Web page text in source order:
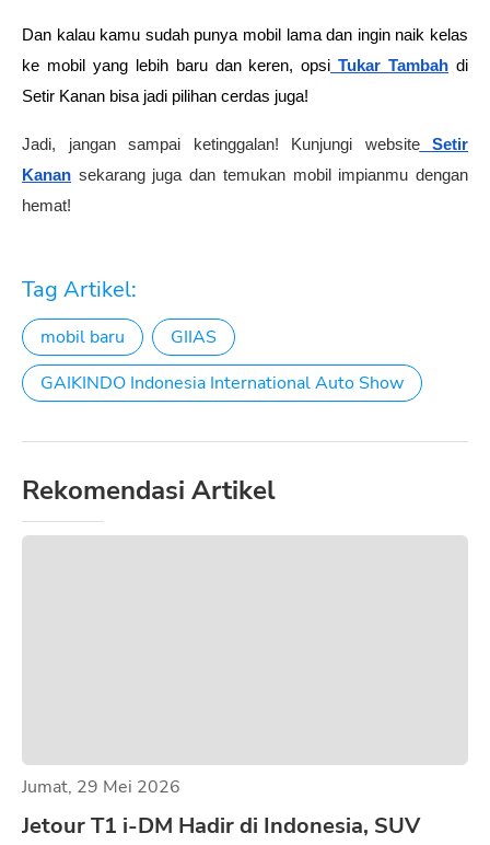
Dan kalau kamu sudah punya mobil lama dan ingin naik kelas
ke mobil yang lebih baru dan keren, opsi Tukar Tambah di
Setir Kanan bisa jadi pilihan cerdas juga!
Jadi, jangan sampai ketinggalan! Kunjungi website
Setir
Kanan sekarang juga dan temukan mobil impianmu dengan
hemat!
Tag Artikel:
mobil baru
GIIAS
GAIKINDO Indonesia International Auto Show
Rekomendasi Artikel
Jumat, 29 Mei 2026
Jetour T1 i-DM Hadir di Indonesia, SUV